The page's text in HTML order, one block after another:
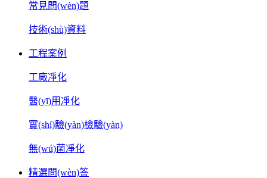
常見問(wèn)題
技術(shù)資料
工程案例
工廠凈化
醫(yī)用凈化
實(shí)驗(yàn)檢驗(yàn)
無(wú)菌凈化
精選問(wèn)答